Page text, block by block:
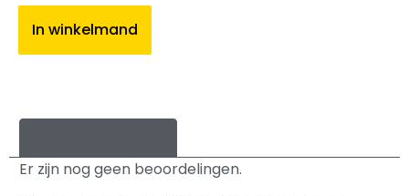
In winkelmand
Er zijn nog geen beoordelingen.